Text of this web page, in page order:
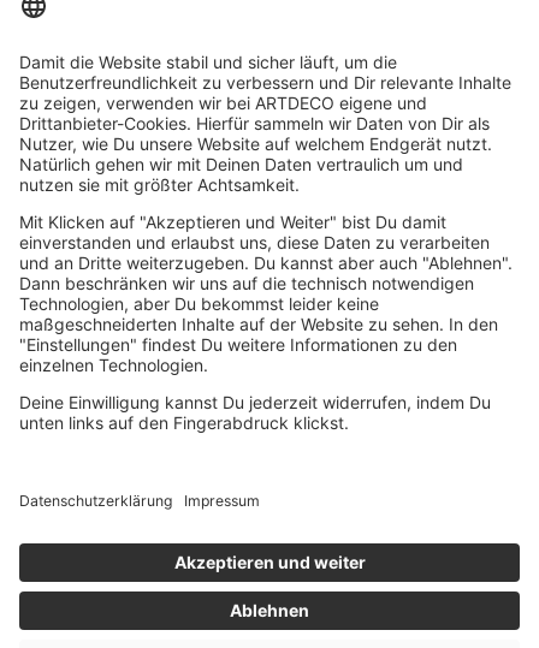
Dermatologisch getestet
UNSERE STORY FILIALSUCHE
KONTAKT
BENELUX WEBSITE
BARRIEREFREIHEIT